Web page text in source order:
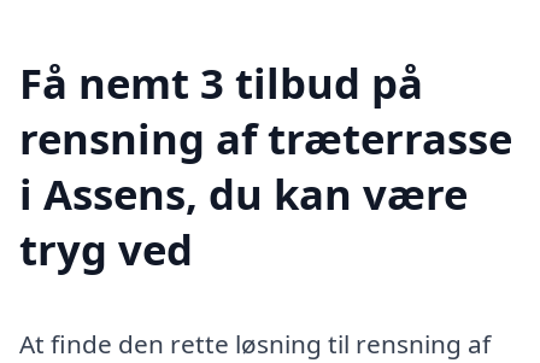
Få nemt 3 tilbud på
rensning af træterrasse
i Assens, du kan være
tryg ved
At finde den rette løsning til rensning af